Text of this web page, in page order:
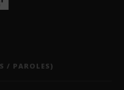
/ PAROLES)